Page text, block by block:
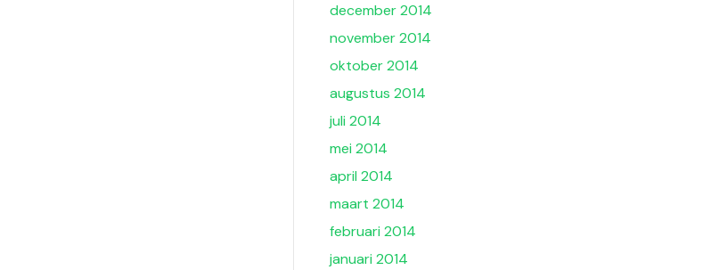
december 2014
november 2014
oktober 2014
augustus 2014
juli 2014
mei 2014
april 2014
maart 2014
februari 2014
januari 2014